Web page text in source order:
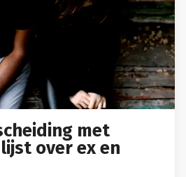
met
over ex en